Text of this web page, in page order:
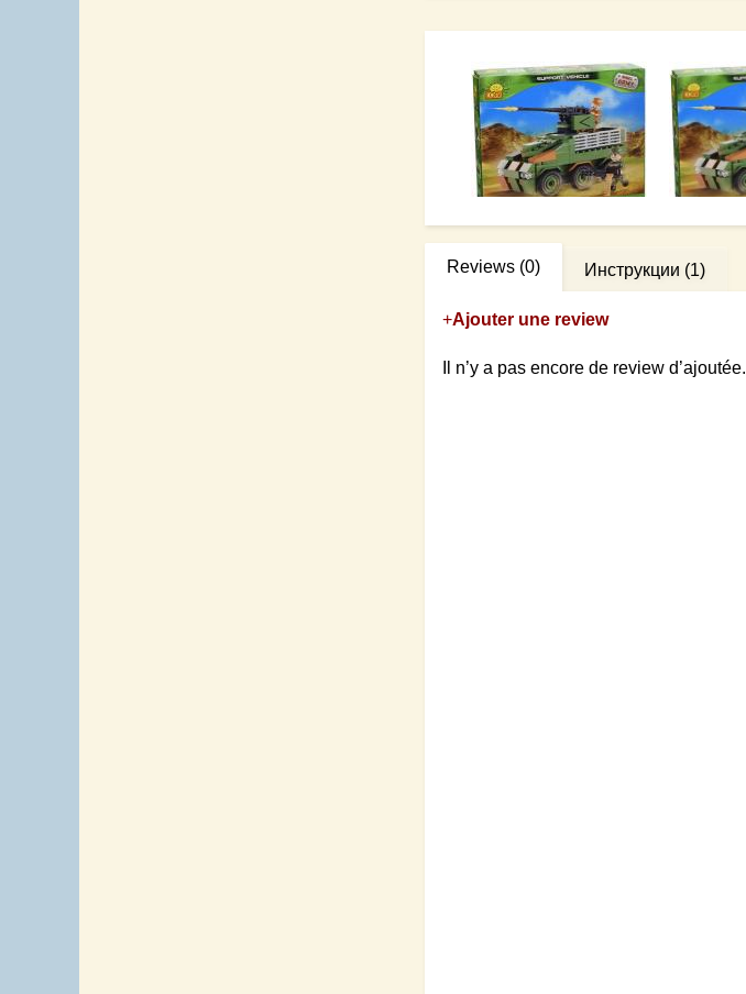
Reviews (0)
+Ajouter une review
Il n’y a pas encore de review d’ajoutée.
Инструкции (1)